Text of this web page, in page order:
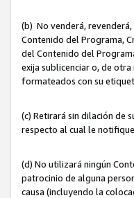
(b) No venderá,
Contenido del Programa,
del Contenido del
exija sublicenciar o, de
formateados con su
(c) Retirará sin dilación de
respecto al cual le
(d) No utilizará ningún
patrocinio de alguna
causa (incluyendo la